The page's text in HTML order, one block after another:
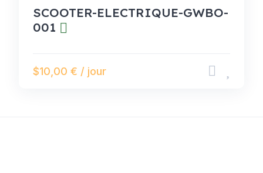
SCOOTER-ELECTRIQUE-GWBO-
001
$10,00 € / jour